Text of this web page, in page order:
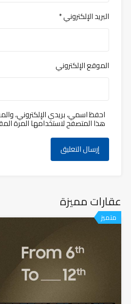
البريد الإلكتروني*
الموقع الإلكتروني
احفظ اسمي، بريدي الإلكتروني،
هذا المتصفح لاستخدامها المرة
عقارات مميزة
متميز